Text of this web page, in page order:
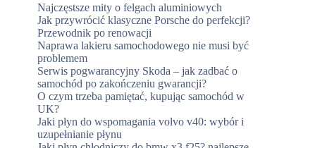
Najczęstsze mity o felgach aluminiowych
Jak przywrócić klasyczne Porsche do perfekcji?
Przewodnik po renowacji
Naprawa lakieru samochodowego nie musi być
problemem
Serwis pogwarancyjny Skoda – jak zadbać o
samochód po zakończeniu gwarancji?
O czym trzeba pamiętać, kupując samochód w
UK?
Jaki płyn do wspomagania volvo v40: wybór i
uzupełnianie płynu